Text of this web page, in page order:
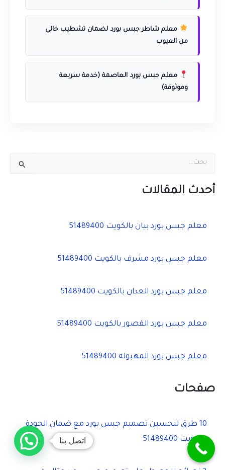
معلم شاطر جبس بورد لضمان تشطيب خالي
من العيوب
معلم جبس بورد العاصمة (خدمة سريعة
وموثوقة)
ح
أحدث المقالات
معلم جبس بورد بيان بالكويت 51489400
معلم جبس بورد مشرف بالكويت 51489400
معلم جبس بورد العدان بالكويت 51489400
معلم جبس بورد القصور بالكويت 51489400
معلم جبس بورد المهبوله 51489400
صفحات
10 طرق لتحسين تصميم جبس بورد مع ضمان الجودة
بالكويت 51489400
اتصل بنا